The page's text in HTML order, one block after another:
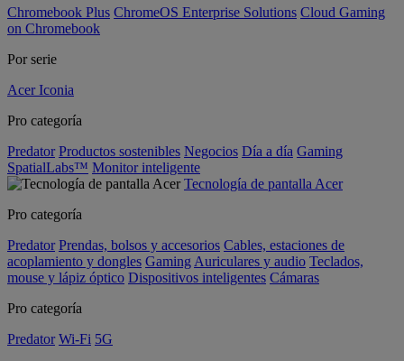
Chromebook Plus ChromeOS Enterprise Solutions Cloud Gaming
on Chromebook
Por serie
Acer Iconia
Pro categoría
Predator Productos sostenibles Negocios Día a día Gaming
SpatialLabs™ Monitor inteligente
Tecnología de pantalla Acer
Pro categoría
Predator Prendas, bolsos y accesorios Cables, estaciones de
acoplamiento y dongles Gaming Auriculares y audio Teclados,
mouse y lápiz óptico Dispositivos inteligentes Cámaras
Pro categoría
Predator Wi-Fi 5G